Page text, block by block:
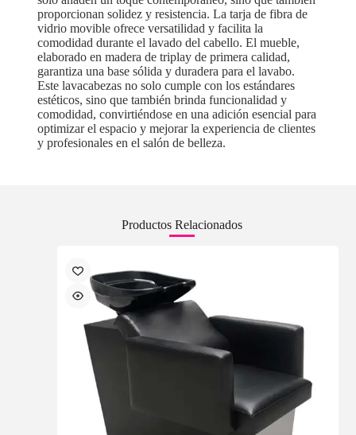
proporcionan solidez y resistencia. La tarja de fibra de
vidrio movible ofrece versatilidad y facilita la
comodidad durante el lavado del cabello. El mueble,
elaborado en madera de triplay de primera calidad,
garantiza una base sólida y duradera para el lavabo.
Este lavacabezas no solo cumple con los estándares
estéticos, sino que también brinda funcionalidad y
comodidad, convirtiéndose en una adición esencial para
optimizar el espacio y mejorar la experiencia de clientes
y profesionales en el salón de belleza.
Productos Relacionados